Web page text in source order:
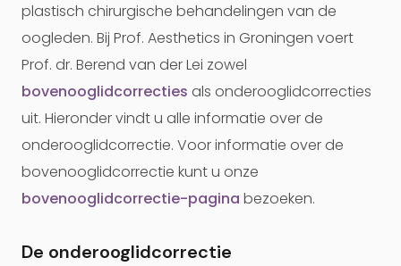
plastisch chirurgische behandelingen van de
oogleden. Bij Prof. Aesthetics in Groningen voert
Prof. dr. Berend van der Lei zowel
bovenooglidcorrecties als onderooglidcorrecties
uit. Hieronder vindt u alle informatie over de
onderooglidcorrectie. Voor informatie over de
bovenooglidcorrectie kunt u onze
bovenooglidcorrectie-pagina bezoeken.
De onderooglidcorrectie